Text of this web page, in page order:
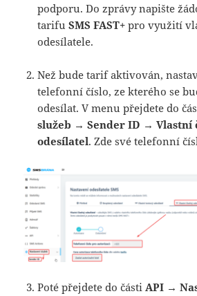
podporu. Do zprávy napište
tarifuSMS FAST+ pro využití
odesílatele.
Než bude tarif aktivován,
telefonní číslo, ze kterého se
odesílat. V menu přejdete do
služeb → Sender ID →Vlastní
odesílatel. Zde své telefonní
Poté přejdete do částiAPI →